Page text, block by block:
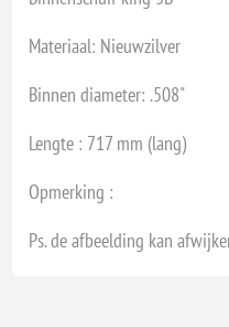
Materiaal: Nieuwzilver
Binnen diameter: .508"
Lengte : 717 mm (lang)
Opmerking :
Ps. de afbeelding kan